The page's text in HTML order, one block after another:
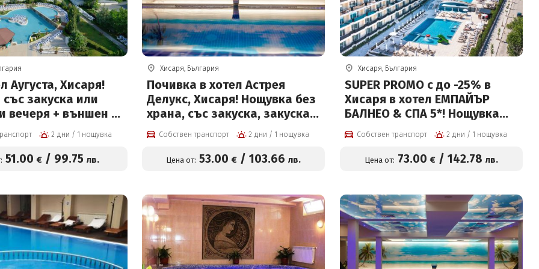
Аугуста, Хисаря!
закуска или
вечеря + външен и
басейн с
вода + ползване
2 дни / 1 нощувка
51.00 € / 99.75 лв.
Хисаря, България
Почивка в хотел Астрея
Делукс, Хисаря! Нощувка без
храна, със закуска, закуска и
вечеря или All Inclusive + СПА
център и Безплатно за 3-ти
възрастен или дете на цени
Собствен транспорт 2 дни / 1 нощувка
Цена от: 53.00 € /103.66 лв.
Хисаря, България
SUPER PROMO с до -25% в
Хисаря в хотел ЕМПАЙЪР
БАЛНЕО & СПА 5*! Нощувка
със закуска, вечеря, външни
и вътрешен басейни с
минерална вода, СПА зона и
Собствен транспорт 2 дни / 1 нощувка
Цена от: 73.00 €/ 142.78 лв.